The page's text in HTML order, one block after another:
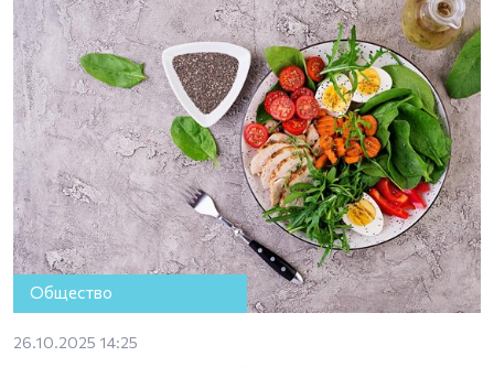
Общество
26.10.2025 14:25